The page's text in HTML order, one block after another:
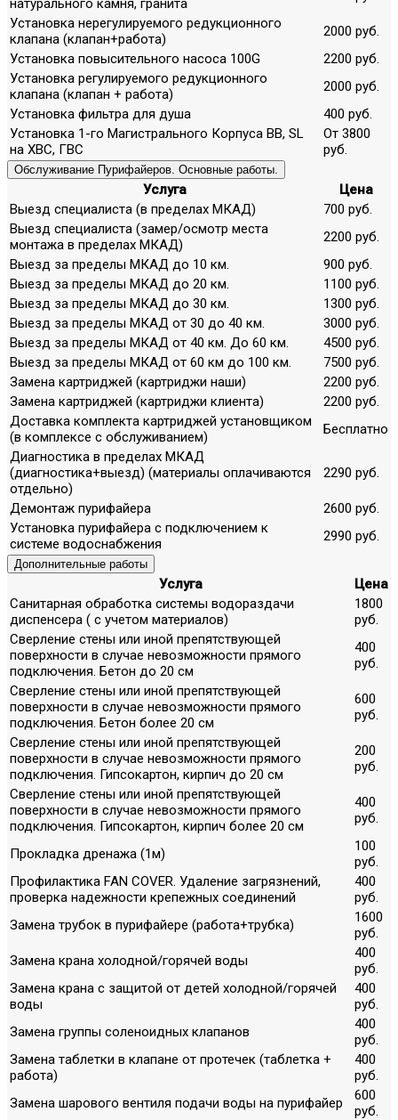
натурального камня, гранита
Установка нерегулируемого редукционного
клапана (клапан+работа)
2000 руб.
Установка повысительного насоса 100G
2200 руб.
Установка регулируемого редукционного
клапана (клапан + работа)
2000 руб.
Установка фильтра для душа
400 руб.
Установка 1-го Магистрального Корпуса ВВ, SL
на ХВС, ГВС
От 3800
руб.
Обслуживание Пурифайеров. Основные работы.
Услуга
Цена
Выезд специалиста (в пределах МКАД)
700 руб.
Выезд специалиста (замер/осмотр места
монтажа в пределах МКАД)
2200 руб.
Выезд за пределы МКАД до 10 км.
900 руб.
Выезд за пределы МКАД до 20 км.
1100 руб.
Выезд за пределы МКАД до 30 км.
1300 руб.
Выезд за пределы МКАД от 30 до 40 км.
3000 руб.
Выезд за пределы МКАД от 40 км. До 60 км.
4500 руб.
Выезд за пределы МКАД от 60 км до 100 км.
7500 руб.
Замена картриджей (картриджи наши)
2200 руб.
Замена картриджей (картриджи клиента)
2200 руб.
Доставка комплекта картриджей установщиком
(в комплексе с обслуживанием)
Бесплатно
Диагностика в пределах МКАД
(диагностика+выезд) (материалы оплачиваются
отдельно)
2290 руб.
Демонтаж пурифайера
2600 руб.
Установка пурифайера с подключением к
системе водоснабжения
2990 руб.
Дополнительные работы
Услуга
Цена
Санитарная обработка системы водораздачи
диспенсера ( с учетом материалов)
1800
руб.
Сверление стены или иной препятствующей
поверхности в случае невозможности прямого
подключения. Бетон до 20 см
400
руб.
Сверление стены или иной препятствующей
поверхности в случае невозможности прямого
подключения. Бетон более 20 см
600
руб.
Сверление стены или иной препятствующей
поверхности в случае невозможности прямого
подключения. Гипсокартон, кирпич до 20 см
200
руб.
Сверление стены или иной препятствующей
поверхности в случае невозможности прямого
подключения. Гипсокартон, кирпич более 20 см
400
руб.
Прокладка дренажа (1м)
100
руб.
Профилактика FAN COVER. Удаление загрязнений,
проверка надежности крепежных соединений
400
руб.
Замена трубок в пурифайере (работа+трубка)
1600
руб.
Замена крана холодной/горячей воды
400
руб.
Замена крана с защитой от детей холодной/горячей
воды
400
руб.
Замена группы соленоидных клапанов
400
руб.
Замена таблетки в клапане от протечек (таблетка +
работа)
400
руб.
Замена шарового вентиля подачи воды на пурифайер
600
руб.